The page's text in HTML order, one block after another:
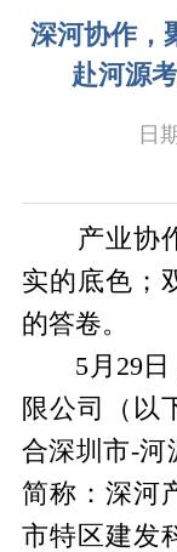
深河协作，
赴河源
日
产业协
实的底色；
的答卷。
5月29
限公司（以
合深圳市-河
简称：深河
市特区建发